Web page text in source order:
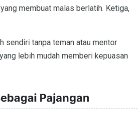
membuat malas berlatih. Ketiga,
sendiri tanpa teman atau mentor
lebih mudah memberi kepuasan
Pajangan